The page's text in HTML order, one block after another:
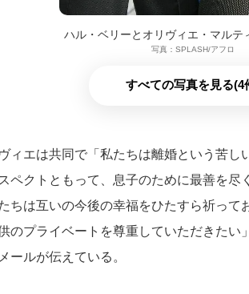
ハル・ベリーとオリヴィエ・マルテ
写真：SPLASH/アフロ
すべての写真を見る(4
ィエは共同で「私たちは離婚という苦し
ペクトともって、息子のために最善を尽
ちは互いの今後の幸福をひたすら祈って
のプライベートを尊重していただきたい
ールが伝えている。